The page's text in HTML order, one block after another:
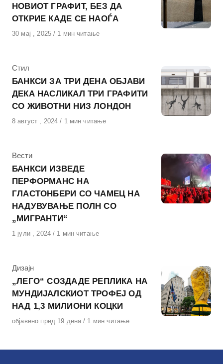
НОВИОТ ГРАФИТ, БЕЗ ДА
ОТКРИЕ КАДЕ СЕ НАОЃА
Објавено
30 мај , 2025 1 мин читање
КАтегорија
Стил
БАНКСИ ЗА ТРИ ДЕНА ОБЈАВИ
ДЕКА НАСЛИКАЛ ТРИ ГРАФИТИ
СО ЖИВОТНИ НИЗ ЛОНДОН
Објавено
8 август , 2024 1 мин читање
КАтегорија
Вести
БАНКСИ ИЗВЕДЕ
ПЕРФОРМАНС НА
ГЛАСТОНБЕРИ СО ЧАМЕЦ НА
НАДУВУВАЊЕ ПОЛН СО
„МИГРАНТИ“
Објавено
1 јули , 2024 1 мин читање
КАтегорија
Дизајн
„ЛЕГО“ СОЗДАДЕ РЕПЛИКА НА
МУНДИЈАЛСКИОТ ТРОФЕЈ ОД
НАД 1,3 МИЛИОНИ КОЦКИ
Објавено
објавено пред 19 дена 1 мин читање